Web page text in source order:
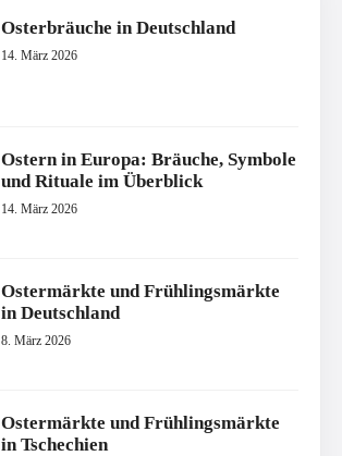
Osterbräuche in Deutschland
14. März 2026
Ostern in Europa: Bräuche, Symbole
und Rituale im Überblick
14. März 2026
Ostermärkte und Frühlingsmärkte
in Deutschland
8. März 2026
Ostermärkte und Frühlingsmärkte
in Tschechien